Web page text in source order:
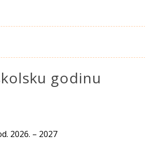
godinu
2026. – 2027